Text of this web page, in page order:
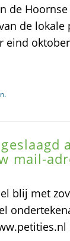
de
de lokale
mail-
blij met